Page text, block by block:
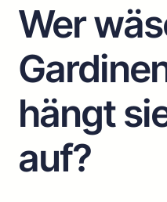
Wer
hängt
auf?